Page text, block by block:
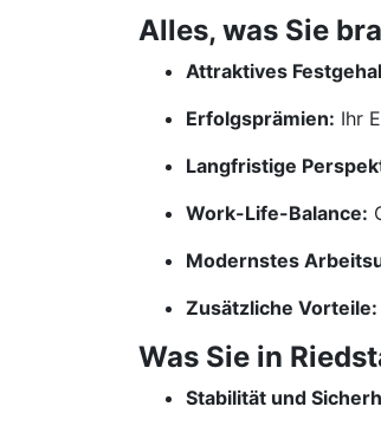
Alles, was Sie
Attraktives
Erfolgsprämien: Ihr
Langfristige
Work-Life-Balance:
Modernstes
Zusätzliche Vorteile:
Was Sie in
Stabilität und